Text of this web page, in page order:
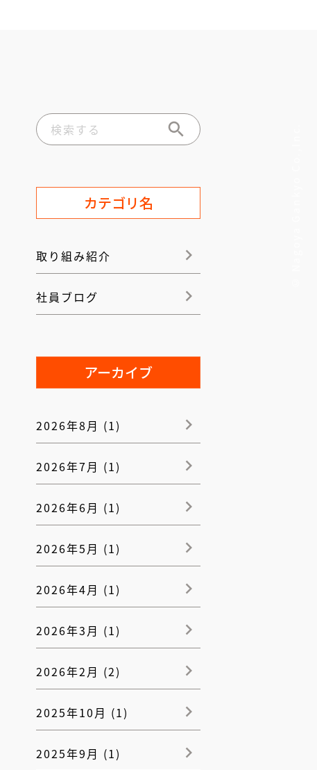
カテゴリ名
取り組み紹介
社員ブログ
アーカイブ
2026年8月 (1)
2026年7月 (1)
2026年6月 (1)
2026年5月 (1)
2026年4月 (1)
2026年3月 (1)
2026年2月 (2)
2025年10月 (1)
2025年9月 (1)